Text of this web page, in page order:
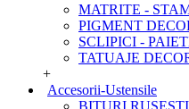
MATRITE -
PIGMENT
SCLIPICI -
TATUAJE
+
Accesorii-Ustensile
BITURI RUSESTI